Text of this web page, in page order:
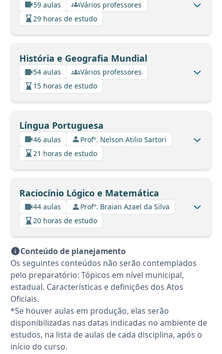
59 aulas
Vários professores
29 horas de estudo
História e Geografia Mundial
54 aulas
Vários professores
15 horas de estudo
Língua Portuguesa
46 aulas
Profº. Nelson Atilio Sartori
21 horas de estudo
Raciocínio Lógico e Matemática
44 aulas
Profº. Braian Azael da Silva
20 horas de estudo
Conteúdo de planejamento
Os seguintes conteúdos não serão contemplados
pelo preparatório: Tópicos em nível municipal,
estadual. Características e definições dos Atos
Oficiais.
*Se houver aulas em produção, elas serão
disponibilizadas nas datas indicadas no ambiente de
estudos, na lista de aulas de cada disciplina, após o
início do curso.